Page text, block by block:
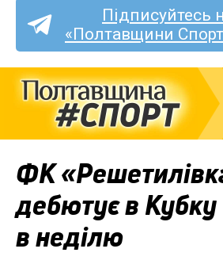
Підписуйтесь
«Полтавщини
ФК
дебютує в Кубку
в неділю